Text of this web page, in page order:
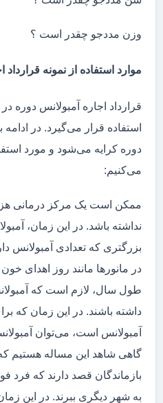
وزن مددجو چقدر است ؟
موارد استفاده از نمونه قرارداد
قرارداد اجاره آمبولانس دوره
استفاده قرار می‌گیرد. در
دوره کرایه می‌شود و مورد
می‌کنیم:
ممکن است یک مرکز درمانی
نداشته باشد. در این زمان،
بزرگتری که تعدادی آمبولانس
در مانور‌ها مانند روز اهدای
طول سال، لازم است که
داشته باشند. در این زمان که
آمبولانس است، می‌توان
گاهی شاهد این مساله هستیم
بازماندگان قصد دارند که فرد
به شهر دیگری ببرند. در این